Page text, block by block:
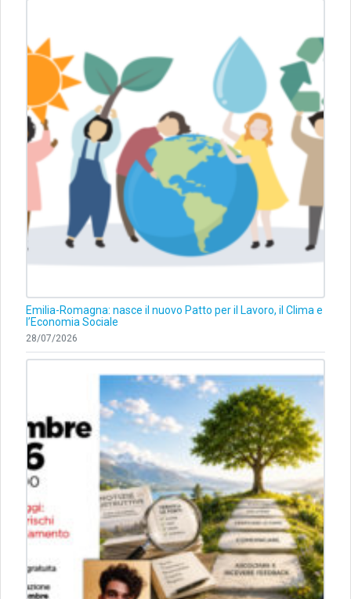
Emilia-Romagna: nasce il nuovo Patto per il Lavoro, il Clima e
l’Economia Sociale
28/07/2026